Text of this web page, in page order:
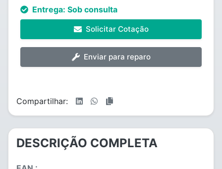
Entrega: Sob consulta
Solicitar Cotação
Enviar para reparo
Compartilhar:
DESCRIÇÃO COMPLETA